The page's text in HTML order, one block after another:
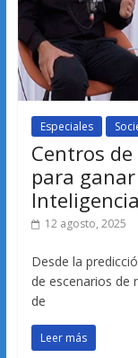
Especiales
Centros
para
12 agosto, 2025
Desde la
de escenarios de
de
Leer más